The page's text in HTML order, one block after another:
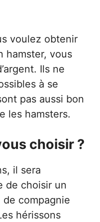
voulez obtenir
hamster, vous
Ils ne
à se
pas aussi bon
les hamsters.
choisir ?
il sera
de choisir un
de compagnie
hérissons